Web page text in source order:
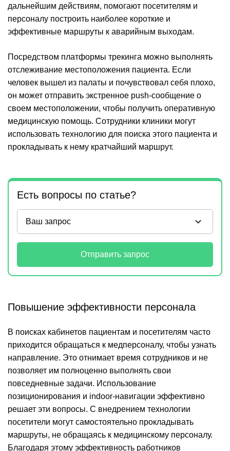
дальнейшим действиям, помогают посетителям и
персоналу построить наиболее короткие и
эффективные маршруты к аварийным выходам.
Посредством платформы трекинга можно выполнять
отслеживание местоположения пациента. Если
человек вышел из палаты и почувствовал себя плохо,
он может отправить экстренное push-сообщение о
своем местоположении, чтобы получить оперативную
медицинскую помощь. Сотрудники клиники могут
использовать технологию для поиска этого пациента и
прокладывать к нему кратчайший маршрут.
Есть вопросы по статье?
Отправить запрос
Повышение эффективности персонала
В поисках кабинетов пациентам и посетителям часто
приходится обращаться к медперсоналу, чтобы узнать
направление. Это отнимает время сотрудников и не
позволяет им полноценно выполнять свои
повседневные задачи. Использование
позиционирования и indoor-навигации эффективно
решает эти вопросы. С внедрением технологии
посетители могут самостоятельно прокладывать
маршруты, не обращаясь к медицинскому персоналу.
Благодаря этому эффективность работников